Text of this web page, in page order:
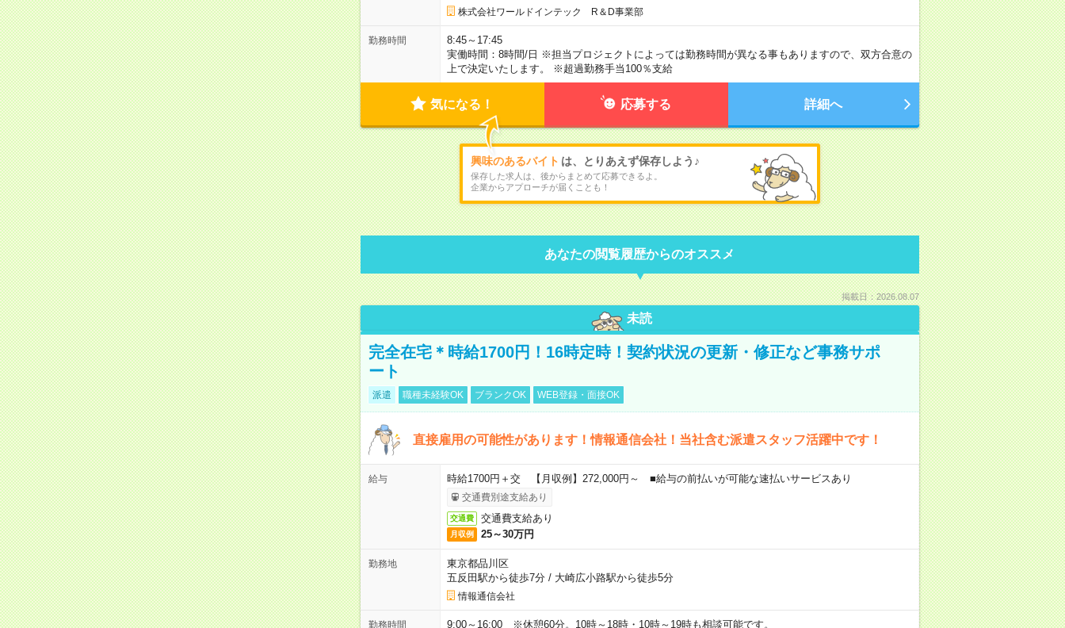
株式会社ワールドインテック R＆D事業部
勤務時間
8:45～17:45
実働時間：8時間/日 ※担当プロジェクトによっては勤務時間が異なる事もありますので、双方合意の
上で決定いたします。 ※超過勤務手当100％支給
気になる！ 応募する 詳細へ
興味のあるバイト は、とりあえず保存しよう♪
保存した求人は、後からまとめて応募できるよ。
企業からアプローチが届くことも！
あなたの閲覧履歴からのオススメ
掲載日：2026.08.07
未読
完全在宅＊時給1700円！16時定時！契約状況の更新・修正など事務サポ
ート
派遣 職種未経験OK ブランクOK WEB登録・面接OK
直接雇用の可能性があります！情報通信会社！当社含む派遣スタッフ活躍中です！
給与 時給1700円＋交 【月収例】272,000円～ ■給与の前払いが可能な速払いサービスあり
交通費別途支給あり
交通費 交通費支給あり
月収例 25～30万円
勤務地
東京都品川区
五反田駅から徒歩7分/ 大崎広小路駅から徒歩5分
情報通信会社
勤務時間 9:00～16:00 ※休憩60分。10時～18時・10時～19時も相談可能です。